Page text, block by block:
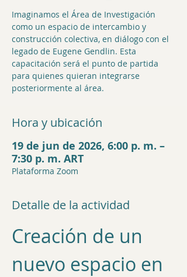
Imaginamos el Área de Investigación
como un espacio de intercambio y
construcción colectiva, en diálogo con el
legado de Eugene Gendlin. Esta
capacitación será el punto de partida
para quienes quieran integrarse
posteriormente al área.
Hora y ubicación
19 de jun de 2026, 6:00 p. m. –
7:30 p. m. ART
Plataforma Zoom
Detalle de la actividad
Creación de un
nuevo espacio en